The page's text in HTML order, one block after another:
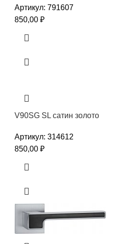
Артикул: 791607
850,00 ₽
V90SG SL сатин золото
Артикул: 314612
850,00 ₽